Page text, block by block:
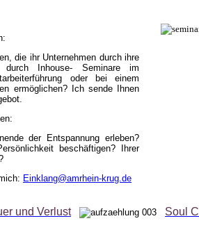
die ihr Unternehmen durch ihre
durch Inhouse- Seminare im
oder bei einem
ermöglichen? Ich sende Ihnen
der Entspannung erleben?
beschäftigen? Ihrer
Einklang@amrhein-krug.de
und Verlust Soul